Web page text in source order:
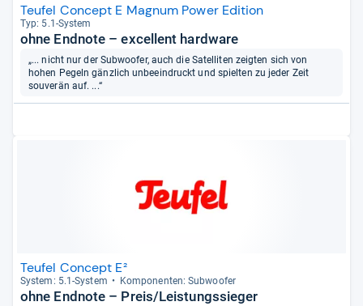
Teufel Concept E Magnum Power Edition
Typ: 5.1-​Sys­tem
ohne Endnote – excellent hardware
„... nicht nur der Subwoofer, auch die Satelliten zeigten sich von
hohen Pegeln gänzlich unbeeindruckt und spielten zu jeder Zeit
souverän auf. ...“
Teufel Concept E²
Sys­tem: 5.1-​Sys­tem Kom­po­nen­ten: Sub­woofer
ohne Endnote – Preis/Leistungssieger